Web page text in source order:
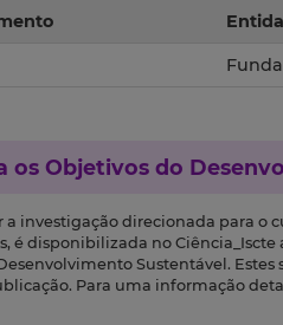
os Objetivos do
investigação direcionada para o
é disponibilizada no
Sustentável.
Para uma informação